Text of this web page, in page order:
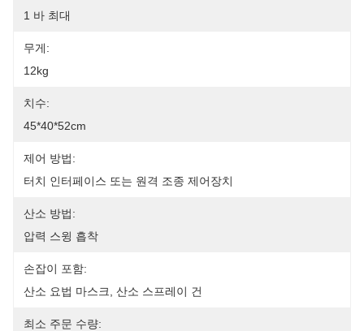
1 바 최대
무게:
12kg
치수:
45*40*52cm
제어 방법:
터치 인터페이스 또는 원격 조종 제어장치
산소 방법:
압력 스윙 흡착
손잡이 포함:
산소 요법 마스크, 산소 스프레이 건
최소 주문 수량: